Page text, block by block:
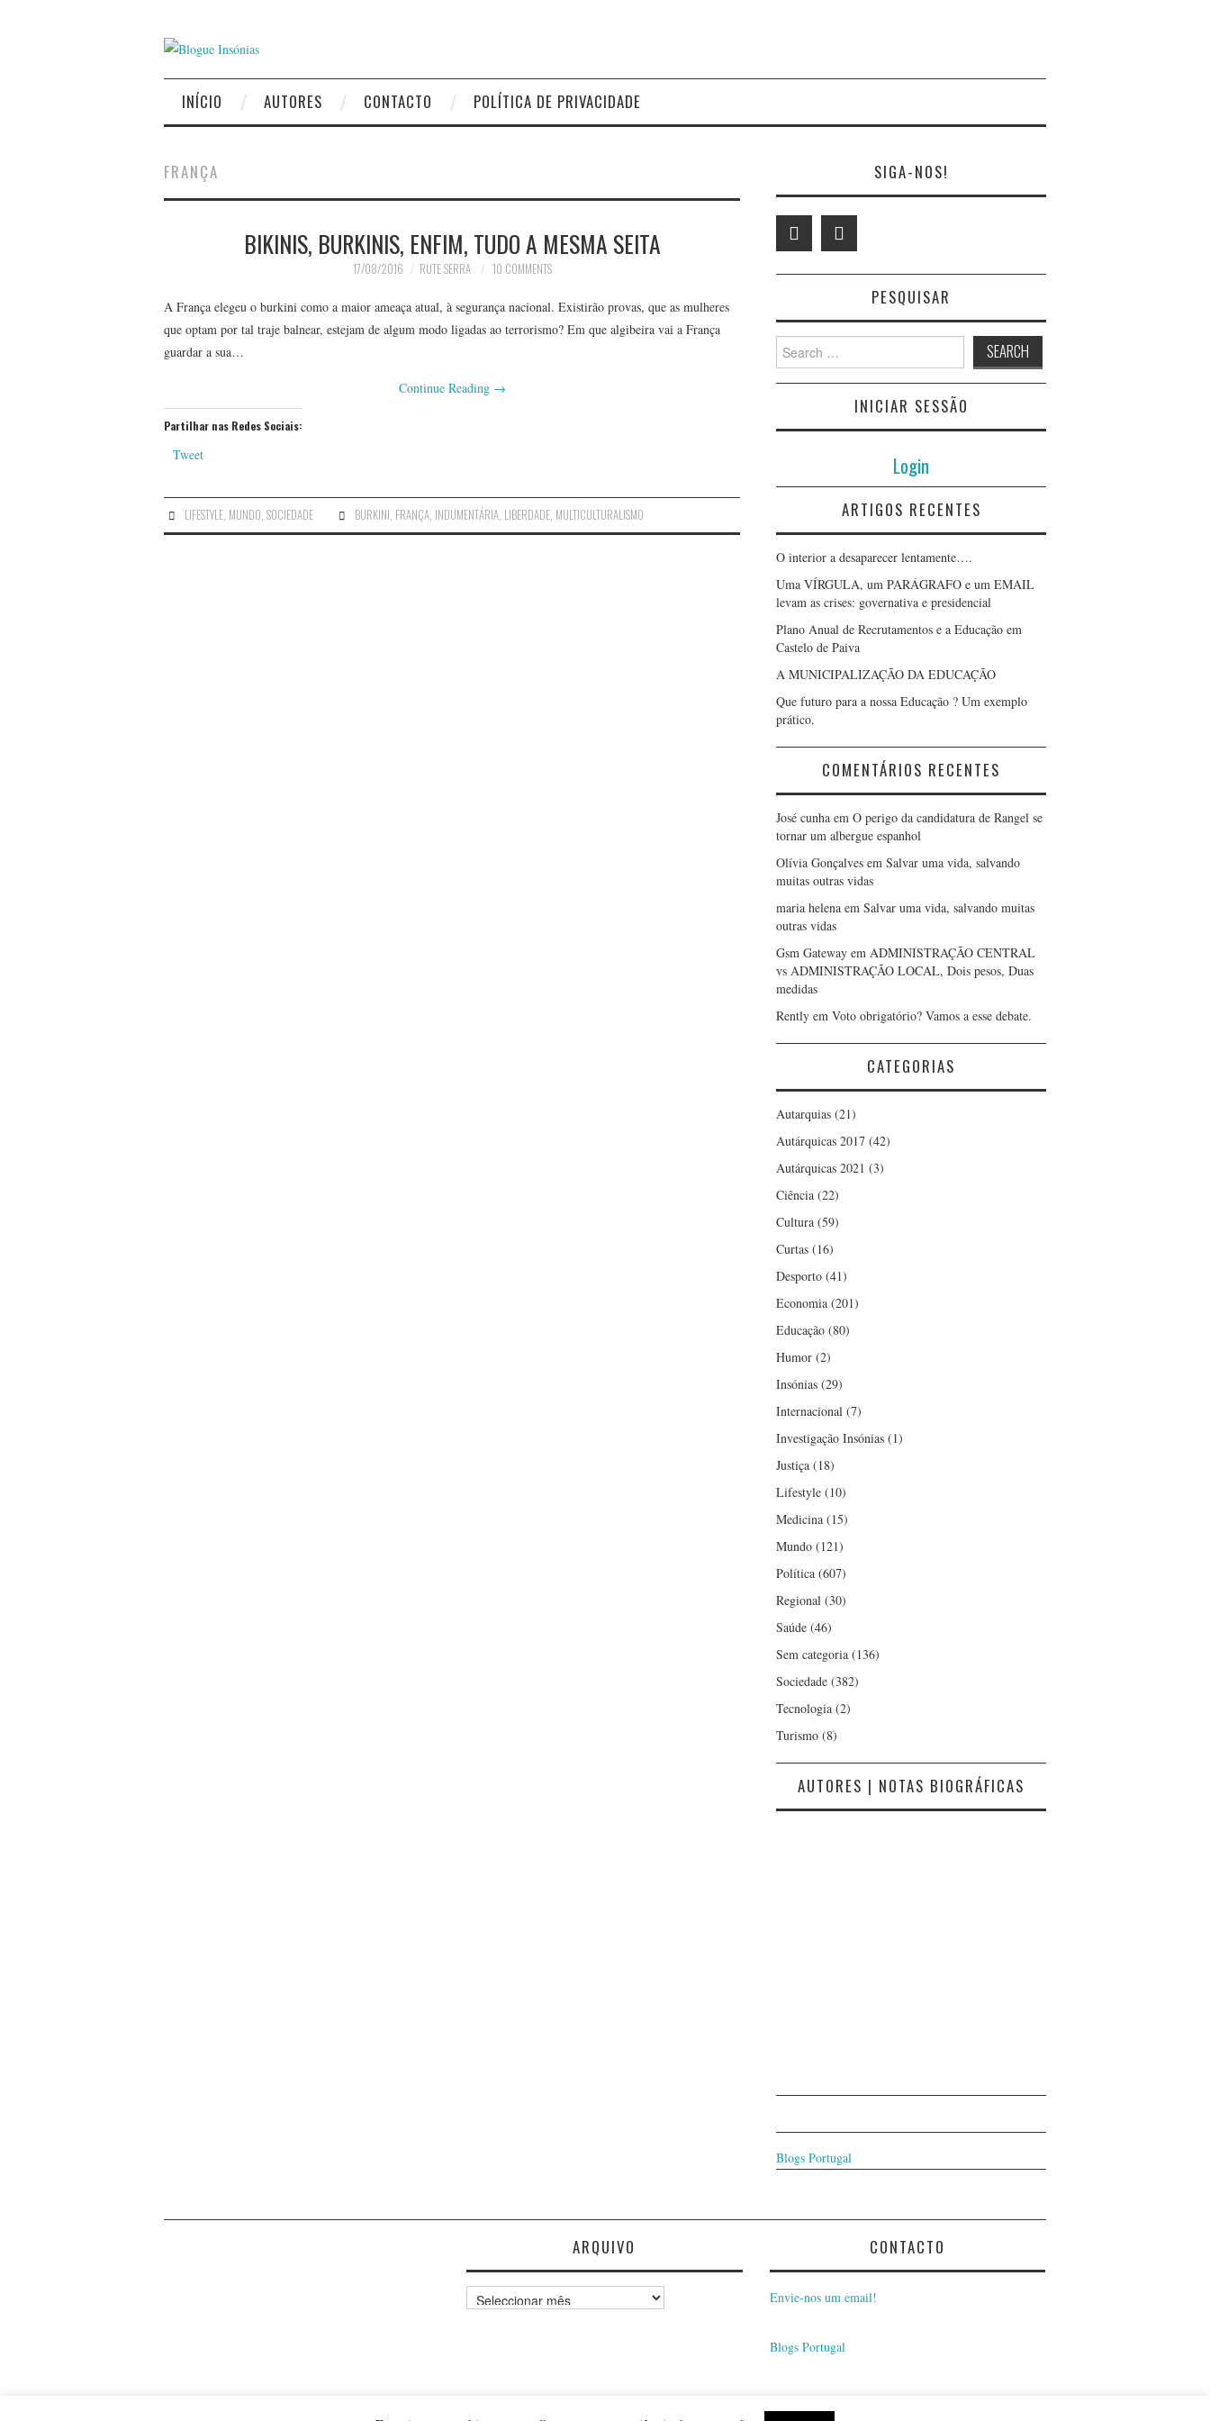
INÍCIO AUTORES CONTACTO POLÍTICA DE PRIVACIDADE
FRANÇA
BIKINIS, BURKINIS, ENFIM, TUDO A MESMA SEITA
17/08/2016 RUTE SERRA 10 COMMENTS
A França elegeu o burkini como a maior ameaça atual, à segurança nacional. Existirão provas, que as mulheres
que optam por tal traje balnear, estejam de algum modo ligadas ao terrorismo? Em que algibeira vai a França
guardar a sua…
Continue Reading →
Partilhar nas Redes Sociais:
Tweet
LIFESTYLE, MUNDO,SOCIEDADE BURKINI, FRANÇA, INDUMENTÁRIA, LIBERDADE, MULTICULTURALISMO
SIGA-NOS!
PESQUISAR
Search
for:
INICIAR SESSÃO
Login
ARTIGOS RECENTES
O interior a desaparecer lentamente….
Uma VÍRGULA, um PARÁGRAFO e um EMAIL
levam as crises: governativa e presidencial
Plano Anual de Recrutamentos e a Educação em
Castelo de Paiva
A MUNICIPALIZAÇÃO DA EDUCAÇÃO
Que futuro para a nossa Educação ? Um exemplo
prático.
COMENTÁRIOS RECENTES
José cunha em O perigo da candidatura de Rangel se
tornar um albergue espanhol
Olívia Gonçalves em Salvar uma vida, salvando
muitas outras vidas
maria helena em Salvar uma vida, salvando muitas
outras vidas
Gsm Gateway em ADMINISTRAÇÃO CENTRAL
vs ADMINISTRAÇÃO LOCAL, Dois pesos, Duas
medidas
Rently em Voto obrigatório? Vamos a esse debate.
CATEGORIAS
Autarquias (21)
Autárquicas 2017 (42)
Autárquicas 2021 (3)
Ciência (22)
Cultura (59)
Curtas (16)
Desporto (41)
Economia (201)
Educação (80)
Humor (2)
Insónias (29)
Internacional (7)
Investigação Insónias (1)
Justiça (18)
Lifestyle (10)
Medicina (15)
Mundo (121)
Política (607)
Regional (30)
Saúde (46)
Sem categoria (136)
Sociedade (382)
Tecnologia (2)
Turismo (8)
AUTORES | NOTAS BIOGRÁFICAS
Blogs Portugal
ARQUIVO
Arquivo
CONTACTO
Envie-nos um email!
Blogs Portugal